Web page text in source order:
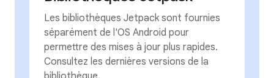
Les bibliothèques Jetpack sont fournies
séparément de l'OS Android pour
permettre des mises à jour plus rapides.
Consultez les dernières versions de la